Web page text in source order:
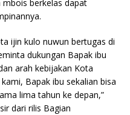
berkelas dapat
ijin kulo nuwun bertugas di
dukungan Bapak ibu
arah kebijakan Kota
Bapak ibu sekalian bisa
lima tahun ke depan,”
dari rilis Bagian